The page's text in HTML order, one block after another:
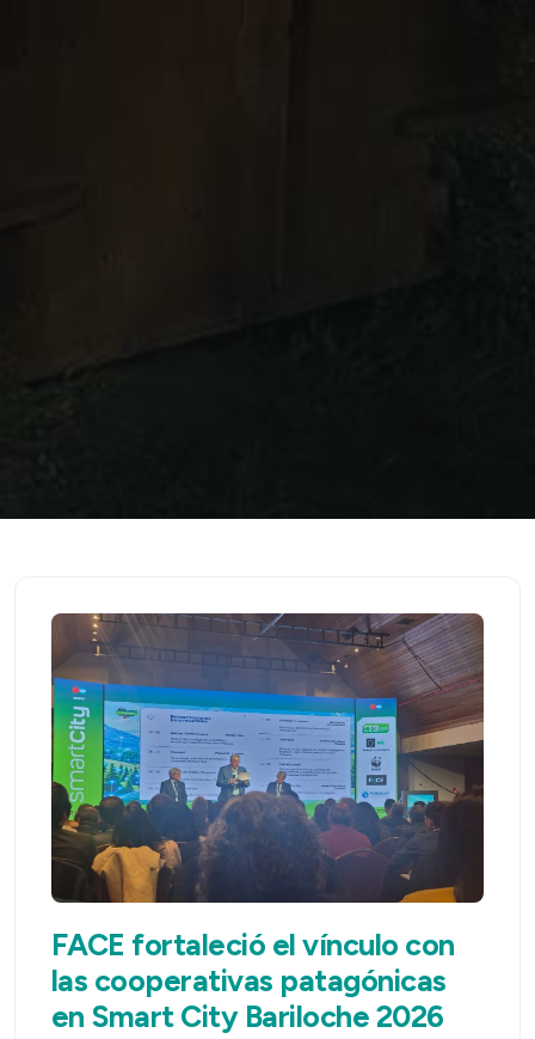
FACE fortaleció el vínculo con
las cooperativas patagónicas
en Smart City Bariloche 2026